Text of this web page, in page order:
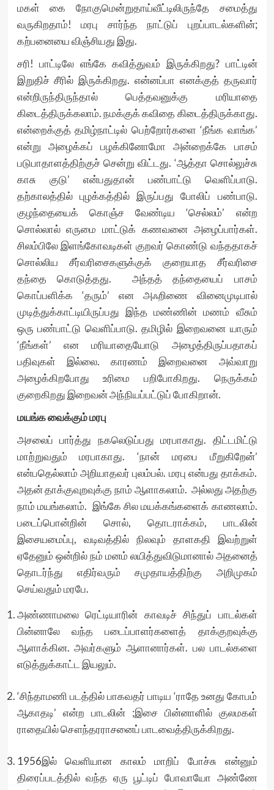
மகள் கை நோகுமென்றுதாய்வீட்டிலிருந்தே சமைத்து
வருகிறதாம்! மரபு சார்ந்த நாட்டுப் புறப்பாடல்களின்;
கற்பனையை விஞ்சியது இது.
சரி! பாட்டிலே எங்கே கவித்துவம் இருக்கிறது? பாட்டின்
இறுதிச் சீரில் இருக்கிறது. என்னப்பா எனக்குத் தருவார்
என்றிருந்திருந்தால் பெத்தவனுக்கு மரியாதை
கிடைத்திருக்கலாம். நமக்குக் கவிதை கிடைத்திருக்காது.
என்றைக்குத் தமிழ்நாட்டில் பெற்றோர்களை ‘நீங்க வாங்க’
என்று அழைக்கப் பழக்கினோமோ அன்றைக்கே பாசம்
படுபாதாளத்திற்குச் சென்று விட்டது. ‘ஆத்தா சொல்லுச்சு
காசு குடு’ என்பதுதான் பண்பாட்டு வெளிப்பாடு.
தற்காலத்தில் புழக்கத்தில் இருப்பது போலிப் பண்பாடு.
குழந்தையைக் கொஞ்ச வேண்டிய ‘செல்லம்’ என்ற
சொல்லால் எருமை மாட்டுக் கணவனை அழைப்பார்கள்.
சிலம்பிலே இளங்கோவடிகள் குறவர் கொண்டு வந்ததாகச்
சொல்லிய சீர்வரிசைகளுக்குக் குறையாத சீர்வரிசை
தந்தை கொடுத்தது. அந்தத் தந்தையைப் பாசம்
கொப்பளிக்க ‘தரும்’ என அஃறிணை வினைமுடிபால்
முடித்துக்காட்டியிருப்பது இந்த மண்ணின் மணம் வீசும்
ஒரு பண்பாட்டு வெளிப்பாடு. தமிழில் இறைவனை யாரும்
‘நீங்கள்’ என மரியாதையோடு அழைத்திருப்பதாகப்
பதிவுகள் இல்லை. காரணம் இறைவனை அவ்வாறு
அழைக்கிறபோது உரிமை பறிபோகிறது. நெருக்கம்
குறைகிறது இறைவன் அந்நியப்பட்டுப் போகிறான்.
மயங்க வைக்கும் மரபு
அசலைப் பார்த்து நகலெடுப்பது மரபாகாது. திட்டமிட்டு
மாற்றுவதும் மரபாகாது. ‘நான் மரபை மீறுகிறேன்’
என்பதெல்லாம் அறியாதவர் புலம்பல். மரபு என்பது தாக்கம்.
அதன் தாக்குவுறவுக்கு நாம் ஆளாகலாம். அல்லது அதற்கு
நாம் மயங்கலாம். இங்கே சில மயக்கங்களைக் காணலாம்.
படைப்பொன்றின் சொல், தொடராக்கம், பாடலின்
இசையமைப்பு, வடிவத்தில் நிலவும் தாளகதி இவற்றுள்
ஏதேனும் ஒன்றில் நம் மனம் லயித்துவிடுமானால் அதனைத்
தொடர்ந்து எதிர்வரும் சமுதாயத்திற்கு அறிமுகம்
செய்வதும் மரபே.
அண்ணாமலை ரெட்டியாரின் காவடிச் சிந்துப் பாடல்கள்
பின்னாலே வந்த படைப்பாளர்களைத் தாக்குறவுக்கு
ஆளாக்கின. அவர்களும் ஆளானார்கள். பல பாடல்களை
எடுத்துக்காட்ட இயலும்.
‘சிந்தாமணி படத்தில் பாகவதர் பாடிய ‘ராதே உனது கோபம்
ஆகாதடி’ என்ற பாடலின் ;இசை பின்னாளில் குலமகள்
ராதையில் சௌந்தரராசனைப் பாடவைத்திருக்கிறது.
1956இல் வெளியான காலம் மாறிப் போச்சு என்னும்
திரைப்படத்தில் வந்த ஏரு பூட்டிப் போவாயோ அண்ணே